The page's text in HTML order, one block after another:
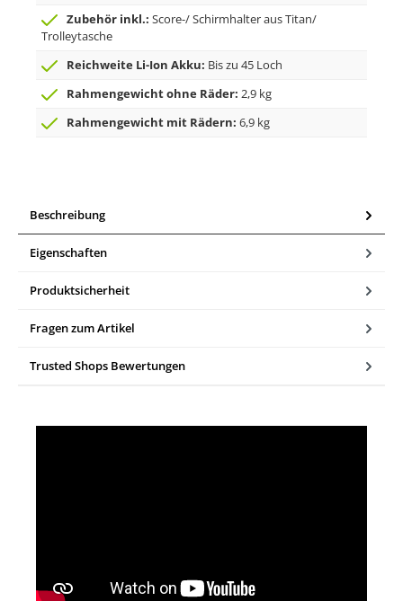
Zubehör inkl.: Score-/ Schirmhalter aus Titan/
Trolleytasche
Reichweite Li-Ion Akku: Bis zu 45 Loch
Rahmengewicht ohne Räder: 2,9 kg
Rahmengewicht mit Rädern: 6,9 kg
Beschreibung
Eigenschaften
Produktsicherheit
Fragen zum Artikel
Trusted Shops Bewertungen